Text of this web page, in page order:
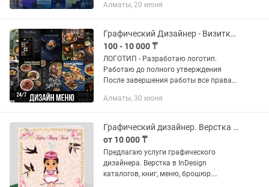
Illustrator, After Effects, Figma. В мои
Алматы, 20 июня
Графический Дизайнер - Визитки, Баннера, Логотипы, Меню
100 - 10 000 ₸
ЛОГОТИП - Разработаю логотип.
Работаю до полного утверждения
После завершения работы все права
в форматах - Ai, CDR, PDF, SVG
Алматы, 30 июня
Графический дизайнер. Верстка в InDesign афиш, меню. Иллюстрации. Открытки
от 10 000 ₸
Предлагаю услуги графического
дизайнера. Верстка в InDesign
каталогов, книг, меню, брошюр.